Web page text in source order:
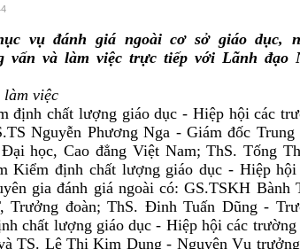
vụ đánh giá ngoài cơ sở giáo dục,
vấn và làm việc trực tiếp với Lãnh đạo
làm việc
định chất lượng giáo dục - Hiệp hội các
Nguyễn Phương Nga - Giám đốc Trung
học, Cao đẳng Việt Nam; ThS. Tống
Kiểm định chất lượng giáo dục - Hiệp hội
gia đánh giá ngoài có: GS.TSKH Bành
đoàn; ThS. Đinh Tuấn Dũng -
chất lượng giáo dục - Hiệp hội các
TS. Lê Thị Kim Dung - Nguyên Vụ